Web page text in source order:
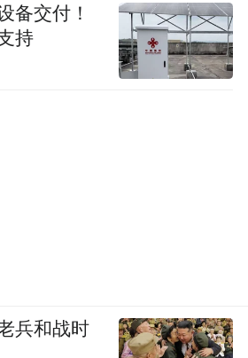
备交付！
持
兵和战时